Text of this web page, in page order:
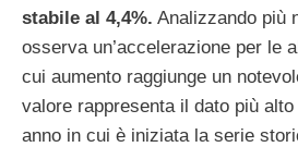
stabile al 4,4%. Analizzando più
osserva un’accelerazione per le
cui aumento raggiunge un
valore rappresenta il dato più
anno in cui è iniziata la serie